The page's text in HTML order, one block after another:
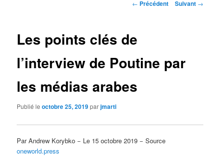
Navigation
← Précédent Suivant →
Les points clés de
l’interview de Poutine par
les médias arabes
Publié leoctobre 25, 2019parjmarti
Par Andrew Korybko − Le 15 octobre 2019 − Source
oneworld.press